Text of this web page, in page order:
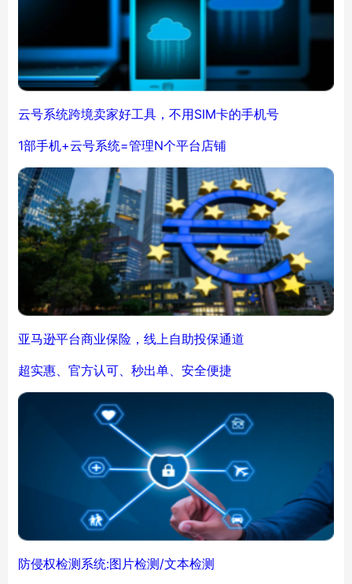
云号系统跨境卖家好工具，不用SIM卡的手机号
1部手机+云号系统=管理N个平台店铺
亚马逊平台商业保险，线上自助投保通道
超实惠、官方认可、秒出单、安全便捷
防侵权检测系统:图片检测/文本检测